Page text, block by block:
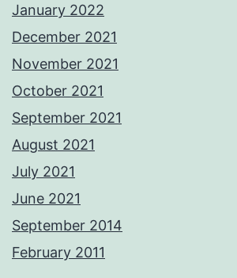
January 2022
December 2021
November 2021
October 2021
September 2021
August 2021
July 2021
June 2021
September 2014
February 2011